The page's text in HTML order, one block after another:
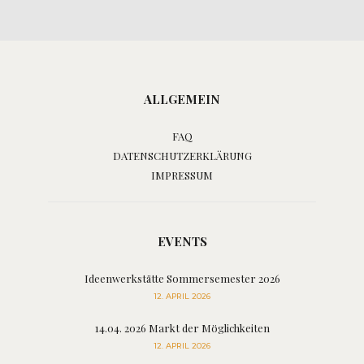
ALLGEMEIN
FAQ
DATENSCHUTZERKLÄRUNG
IMPRESSUM
EVENTS
Ideenwerkstätte Sommersemester 2026
12. APRIL 2026
14.04. 2026 Markt der Möglichkeiten
12. APRIL 2026